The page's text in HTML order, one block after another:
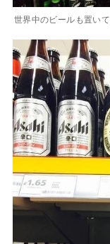
世界中のビールも置い